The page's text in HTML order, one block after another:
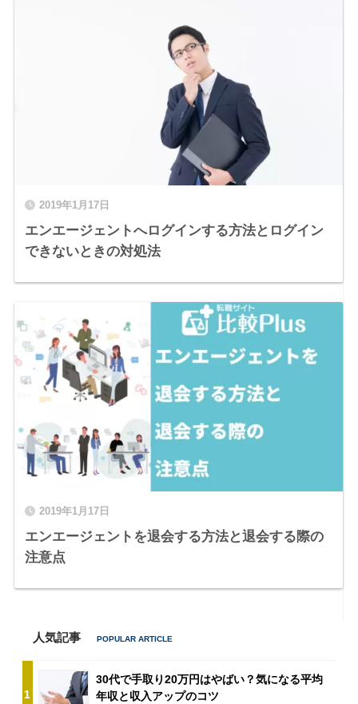
2019年1月17日
エンエージェントへログインする方法とログイン
できないときの対処法
2019年1月17日
エンエージェントを退会する方法と退会する際の
注意点
人気記事
1
30代で手取り20万円はやばい？気になる平均
年収と収入アップのコツ